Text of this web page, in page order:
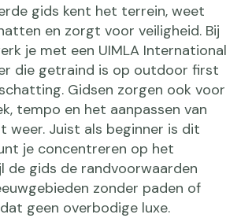
gids kent het terrein, weet
en zorgt voor veiligheid. Bij
je met een UIMLA International
die getraind is op outdoor first
Gidsen zorgen ook voor
tempo en het aanpassen van
weer. Juist als beginner is dit
je concentreren op het
de gids de randvoorwaarden
zonder paden of
geen overbodige luxe.